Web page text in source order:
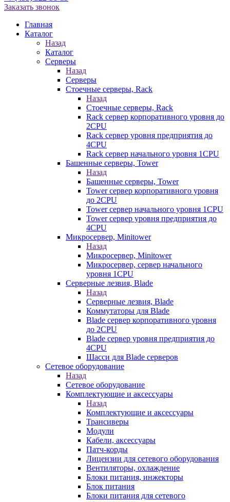
Заказать звонок
Главная
Каталог
Назад
Каталог
Серверы
Назад
Серверы
Стоечные серверы, Rack
Назад
Стоечные серверы, Rack
Rack сервер корпоративного уровня до
2CPU
Rack сервер уровня предприятия до
4CPU
Rack сервер начального уровня 1CPU
Башенные серверы, Tower
Назад
Башенные серверы, Tower
Tower сервер корпоративного уровня
до 2CPU
Tower сервер начального уровня 1CPU
Tower сервер уровня предприятия до
4CPU
Микросервер, Minitower
Назад
Микросервер, Minitower
Микросервер, сервер начального
уровня 1CPU
Серверные лезвия, Blade
Назад
Серверные лезвия, Blade
Коммутаторы для Blade
Blade сервер корпоративного уровня
до 2CPU
Blade сервер уровня предприятия до
4CPU
Шасси для Blade серверов
Сетевое оборудование
Назад
Сетевое оборудование
Комплектующие и аксессуары
Назад
Комплектующие и аксессуары
Трансиверы
Модули
Кабели, аксессуары
Патч-корды
Лицензии для сетевого оборудования
Вентиляторы, охлаждение
Блоки питания, инжекторы
Блок питания
Блоки питания для сетевого